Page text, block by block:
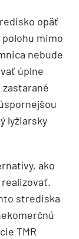
opäť
polohu mimo
nebude
úplne
lyžiarsky
ako
strediska
TMR